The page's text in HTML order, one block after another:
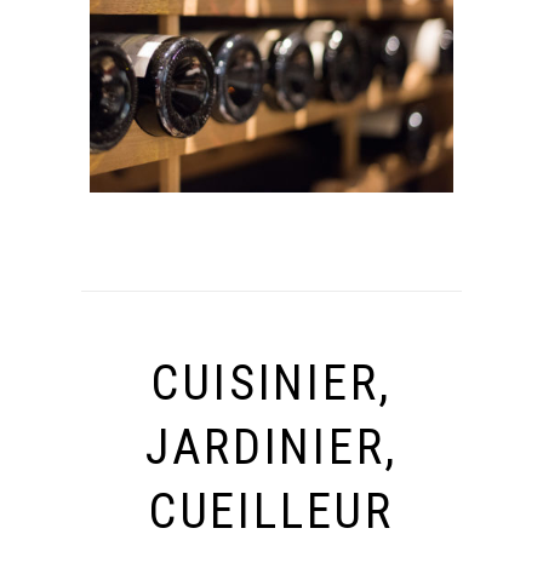
CUISINIER,
JARDINIER,
CUEILLEUR